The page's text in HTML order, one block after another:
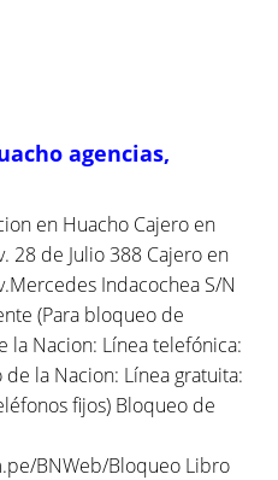
agencias,
en Huacho Cajero en
28 de Julio 388 Cajero en
Indacochea S/N
(Para bloqueo de
la Nacion: Línea telefónica:
la Nacion: Línea gratuita:
fijos) Bloqueo de
BNWeb/Bloqueo Libro